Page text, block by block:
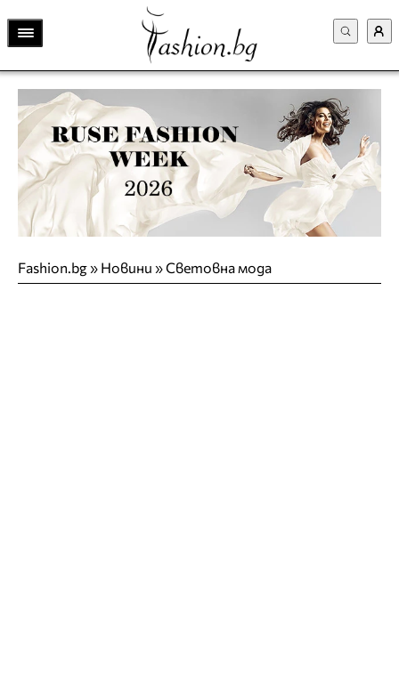
Fashion.bg» Новини »Световна мода